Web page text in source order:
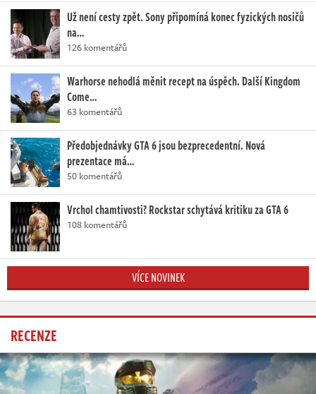
Už není cesty zpět. Sony připomíná konec fyzických nosičů
na…
126 komentářů
Warhorse nehodlá měnit recept na úspěch. Další Kingdom
Come…
63 komentářů
Předobjednávky GTA 6 jsou bezprecedentní. Nová
prezentace má…
50 komentářů
Vrchol chamtivosti? Rockstar schytává kritiku za GTA 6
108 komentářů
VÍCE NOVINEK
RECENZE